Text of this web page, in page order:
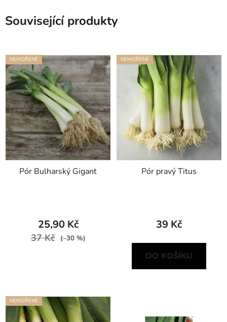
Související produkty
NEMOŘENÉ
Pór Bulharský Gigant
25,90 Kč
37 Kč (–30 %)
NEMOŘENÉ
Pór pravý Titus
39 Kč
DO KOŠÍKU
NEMOŘENÉ